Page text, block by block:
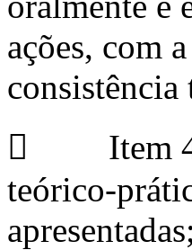
ações, com
 Item 4.3
teórico-
apresentadas;